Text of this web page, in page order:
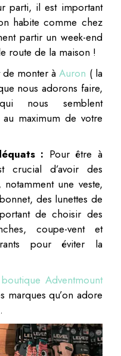
parti, il est important
habite comme chez
partir un week-end
route de la maison !
de monter àAuron ( la
nous adorons faire,
nous semblent
maximum de votre
: Pour être à
crucial d’avoir des
une veste,
des lunettes de
de choisir des
coupe-vent et
pour éviter la
Adventmount
marques qu’on adore